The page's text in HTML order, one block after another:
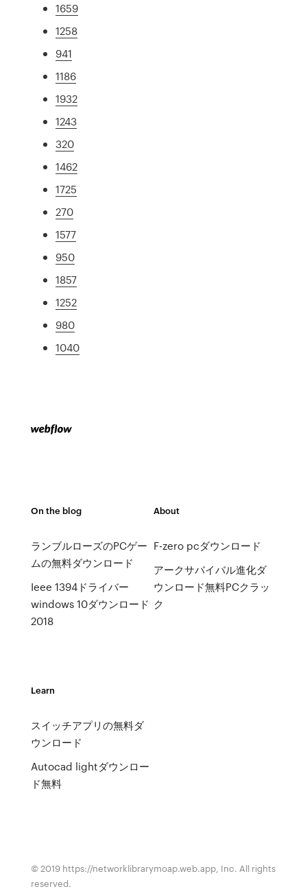
1659
1258
941
1186
1932
1243
320
1462
1725
270
1577
950
1857
1252
980
1040
On the blog
ランブルローズのPCゲー
ムの無料ダウンロード
Ieee 1394ドライバー
windows 10ダウンロード
2018
About
F-zero pcダウンロード
アークサバイバル進化ダ
ウンロード無料PCクラッ
ク
Learn
スイッチアプリの無料ダ
ウンロード
Autocad lightダウンロー
ド無料
© 2019 https://networklibrarymoap.web.app, Inc. All rights
reserved.